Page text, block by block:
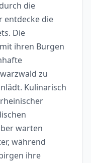
die
entdecke die
Die
ihren Burgen
zu
Kulinarisch
warten
während
ihre